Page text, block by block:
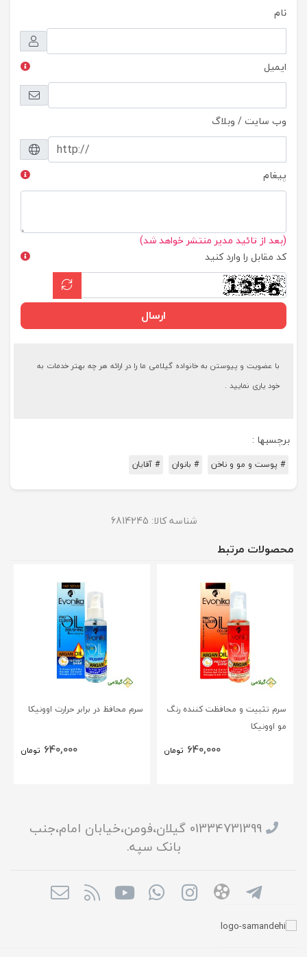
نام
ایمیل
وب سایت / وبلاگ
پیغام
(بعد از تائید مدیر منتشر خواهد شد)
کد مقابل را وارد کنید
ارسال
با عضویت و پیوستن به خانواده گیلامی ما را در ارائه هر چه بهتر خدمات به
خود یاری نمایید .
برچسبها :
# پوست و مو و ناخن # بانوان # آقایان
شناسه کالا: 6814245
محصولات مرتبط
سرم تثبیت و محافظت کننده رنگ
مو اوونیکا
640,000 تومان
سرم محافظ در برابر حرارت اوونیکا
640,000 تومان
01334731399 گیلان،فومن،خیابان امام،جنب
بانک سپه.